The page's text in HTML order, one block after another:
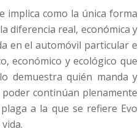
implica como la única forma
diferencia real, económica y
en el automóvil particular e
económico y ecológico que
demuestra quién manda y
continúan plenamente
a la que se refiere Evo